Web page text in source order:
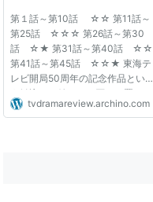
第１話～第10話 ☆☆ 第11話～
第25話 ☆☆☆ 第26話～第30
話 ☆★ 第31話～第40話 ☆☆
第41話～第45話 ☆☆★ 東海テ
レビ開局50周年の記念作品とい
う触込みに値するか否かは置いて
おくとして、ヒロインたちの浮き
tvdramareview.archino.com